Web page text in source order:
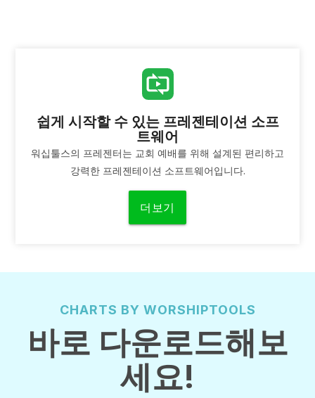
쉽게 시작할 수 있는 프레젠테이션 소프
트웨어
워십툴스의 프레젠터는 교회 예배를 위해 설계된 편리하고
강력한 프레젠테이션 소프트웨어입니다.
더보기
CHARTS BY WORSHIPTOOLS
바로 다운로드해보
세요!